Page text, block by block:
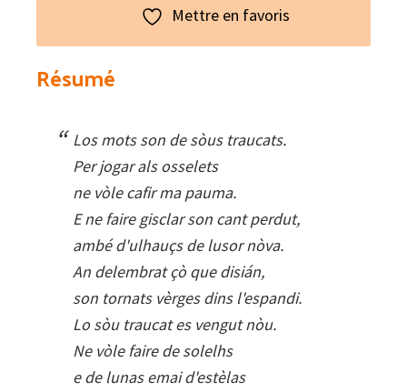
moissons
poèmes
Mettre en favoris
Résumé
Los mots son de sòus traucats.
Per jogar als osselets
ne vòle cafir ma pauma.
E ne faire gisclar son cant perdut,
ambé d'ulhauçs de lusor nòva.
An delembrat çò que disián,
son tornats vèrges dins l'espandi.
Lo sòu traucat es vengut nòu.
Ne vòle faire de solelhs
e de lunas emai d'estèlas